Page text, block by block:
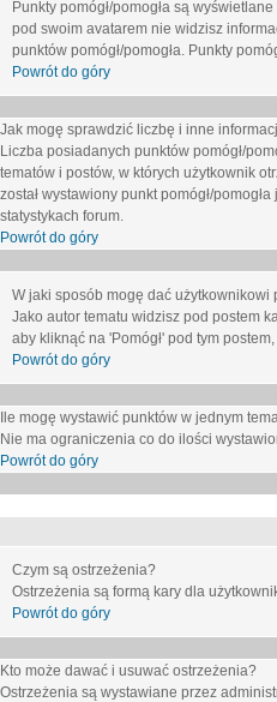
Punkty pomógł/pomogła są
pod swoim avatarem nie widzisz
punktów pomógł/pomogła. Punkty
Powrót do góry
Jak mogę sprawdzić liczbę i inne
Liczba posiadanych punktów pomógł/
tematów i postów, w których użytkownik
został wystawiony punkt pomógł/
statystykach forum.
Powrót do góry
W jaki sposób mogę dać użytkownikowi
Jako autor tematu widzisz pod postem
aby kliknąć na 'Pomógł' pod tym
Powrót do góry
Ile mogę wystawić punktów w jednym
Nie ma ograniczenia co do ilości
Powrót do góry
Czym są ostrzeżenia?
Ostrzeżenia są formą kary dla
Powrót do góry
Kto może dawać i usuwać ostrzeżenia?
Ostrzeżenia są wystawiane przez